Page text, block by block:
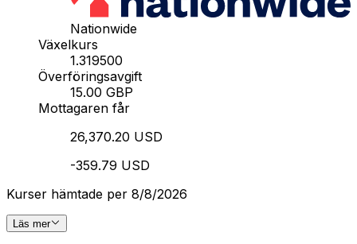
Nationwide
Växelkurs
1.319500
Överföringsavgift
15.00 GBP
Mottagaren får
26,370.20 USD
-359.79 USD
Kurser hämtade per 8/8/2026
Läs mer